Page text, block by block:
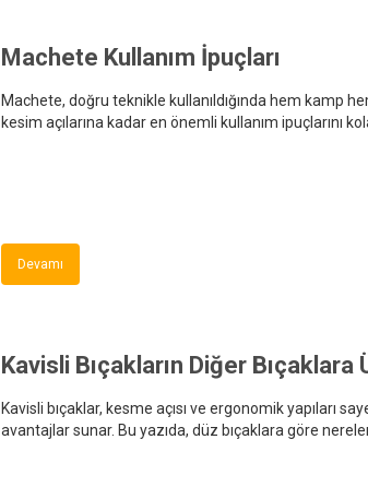
Machete Kullanım İpuçları
Machete, doğru teknikle kullanıldığında hem kamp
kesim açılarına kadar en önemli kullanım ipuçlarını
Devamı
Kavisli Bıçakların Diğer Bıçaklara
Kavisli bıçaklar, kesme açısı ve ergonomik yapıları
avantajlar sunar. Bu yazıda, düz bıçaklara göre